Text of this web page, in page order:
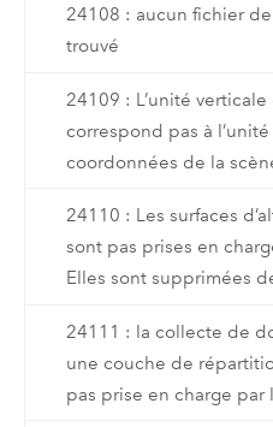
24108 : aucun fichier
trouvé
24109 : L’unité
correspond pas à
coordonnées de la
24110 : Les surfaces
sont pas prises en
Elles sont supprimées
24111 : la collecte de
une couche de
pas prise en charge